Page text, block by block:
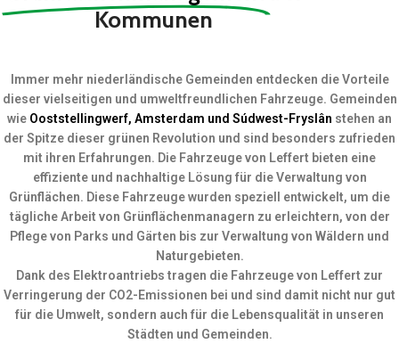
Kommunen
Immer mehr niederländische Gemeinden entdecken die Vorteile
dieser vielseitigen und umweltfreundlichen Fahrzeuge. Gemeinden
wie Ooststellingwerf, Amsterdam und Súdwest-Fryslân stehen an
der Spitze dieser grünen Revolution und sind besonders zufrieden
mit ihren Erfahrungen. Die Fahrzeuge von Leffert bieten eine
effiziente und nachhaltige Lösung für die Verwaltung von
Grünflächen. Diese Fahrzeuge wurden speziell entwickelt, um die
tägliche Arbeit von Grünflächenmanagern zu erleichtern, von der
Pflege von Parks und Gärten bis zur Verwaltung von Wäldern und
Naturgebieten.
Dank des Elektroantriebs tragen die Fahrzeuge von Leffert zur
Verringerung der CO2-Emissionen bei und sind damit nicht nur gut
für die Umwelt, sondern auch für die Lebensqualität in unseren
Städten und Gemeinden.